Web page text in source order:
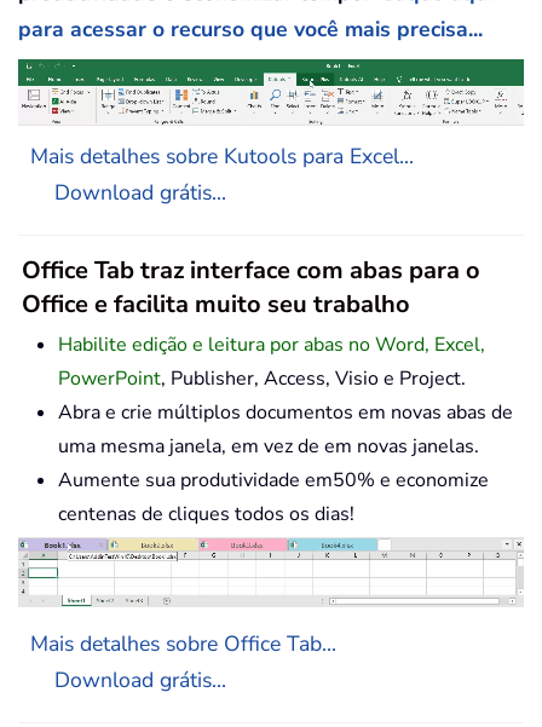
para acessar o recurso que você mais precisa...
Mais detalhes sobre Kutools para Excel...
Download grátis...
Office Tab traz interface com abas para o
Office e facilita muito seu trabalho
Habilite edição e leitura por abas no Word, Excel,
PowerPoint, Publisher, Access, Visio e Project.
Abra e crie múltiplos documentos em novas abas de
uma mesma janela, em vez de em novas janelas.
Aumente sua produtividade em50% e economize
centenas de cliques todos os dias!
Mais detalhes sobre Office Tab...
Download grátis...